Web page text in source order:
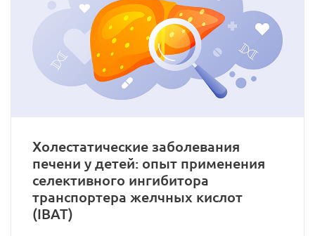
Холестатические заболевания
печени у детей: опыт применения
селективного ингибитора
транспортера желчных кислот
(IBAT)